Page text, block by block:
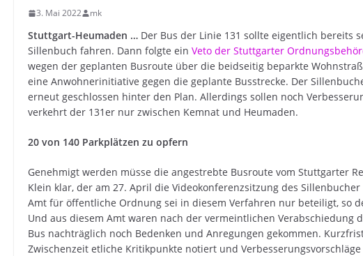
3. Mai 2022 mk
Stuttgart-Heumaden … Der Bus der Linie 131 sollte eigentlich bereits
Sillenbuch fahren. Dann folgte einVeto der Stuttgarter
wegen der geplanten Busroute über die beidseitig beparkte
eine Anwohnerinitiative gegen die geplante Busstrecke. Der
erneut geschlossen hinter den Plan. Allerdings sollen noch
verkehrt der 131er nur zwischen Kemnat und Heumaden.
20 von 140 Parkplätzen zu opfern
Genehmigt werden müsse die angestrebte Busroute vom Stuttgarter
Klein klar, der am 27. April die Videokonferenzsitzung des
Amt für öffentliche Ordnung sei in diesem Verfahren nur beteiligt, so
Und aus diesem Amt waren nach der vermeintlichen
Bus nachträglich noch Bedenken und Anregungen gekommen.
Zwischenzeit etliche Kritikpunkte notiert und